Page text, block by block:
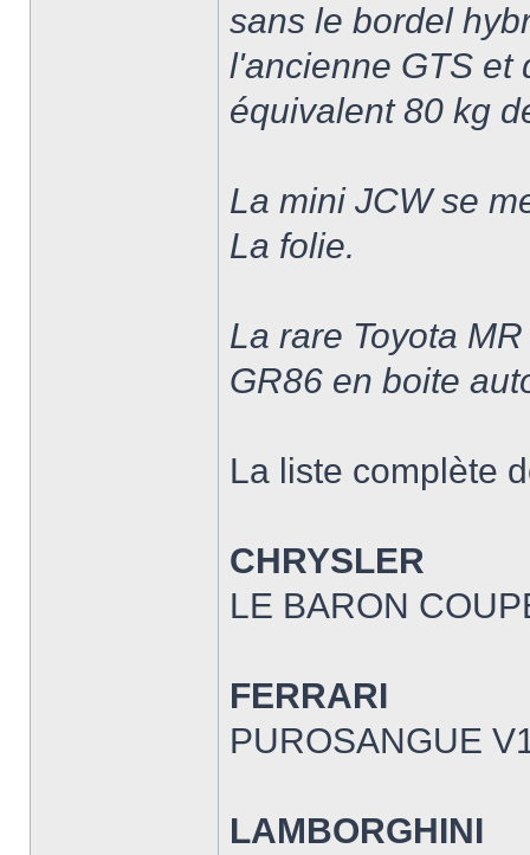
sans le bordel
l'ancienne GTS et
équivalent 80 kg
La mini JCW se
La folie.
La rare Toyota
GR86 en boite
La liste complète
CHRYSLER
LE BARON
FERRARI
PUROSANGUE
LAMBORGHINI